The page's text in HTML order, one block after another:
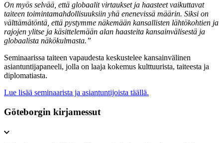
On myös selvää, että globaalit virtaukset ja haasteet vaikuttavat
taiteen toimintamahdollisuuksiin yhä enenevissä määrin. Siksi on
välttämätöntä, että pystymme näkemään kansallisten lähtökohtien ja
rajojen ylitse ja käsittelemään alan haasteita kansainvälisestä ja
globaalista näkökulmasta.”
Seminaarissa taiteen vapaudesta keskustelee kansainvälinen
asiantuntijapaneeli, jolla on laaja kokemus kulttuurista, taiteesta ja
diplomatiasta.
Lue lisää seminaarista ja asiantuntijoista täällä.
Göteborgin kirjamessut